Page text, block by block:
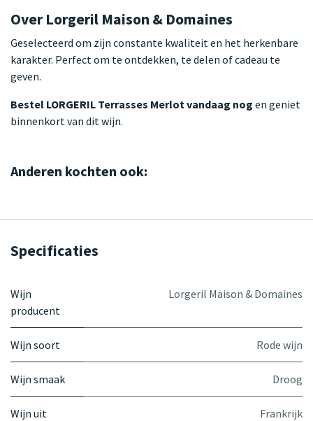
Over Lorgeril Maison & Domaines
Geselecteerd om zijn constante kwaliteit en het herkenbare
karakter. Perfect om te ontdekken, te delen of cadeau te
geven.
Bestel LORGERIL Terrasses Merlot vandaag nog en geniet
binnenkort van dit wijn.
Anderen kochten ook:
Specificaties
Wijn
producent
Lorgeril Maison & Domaines
Wijn soort Rode wijn
Wijn smaak Droog
Wijn uit
Frankrijk